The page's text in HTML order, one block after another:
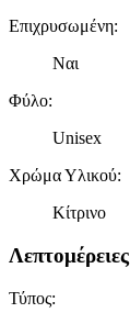
Επιχρυσωμένη:
Ναι
Φύλο:
Unisex
Χρώμα Υλικού:
Κίτρινο
Λεπτομέρειες
Τύπος: